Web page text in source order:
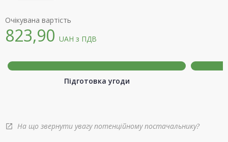
Очікувана вартість
823,90 UAH з ПДВ
Підготовка угоди
open_in_new На що звернути увагу потенційному постачальнику?